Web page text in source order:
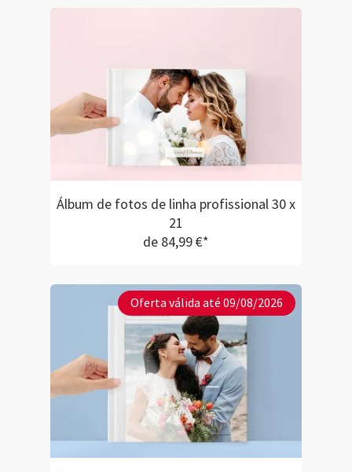
Álbum de fotos de linha profissional 30 x
21
de 84,99 €*
Oferta válida até 09/08/2026